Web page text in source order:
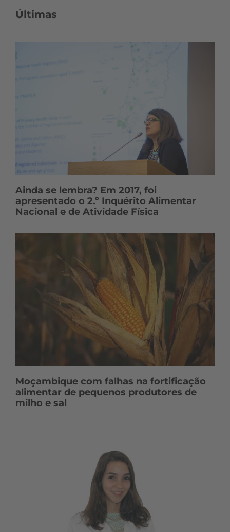
Últimas
Ainda se lembra? Em 2017, foi
apresentado o 2.º Inquérito Alimentar
Nacional e de Atividade Física
Moçambique com falhas na fortificação
alimentar de pequenos produtores de
milho e sal